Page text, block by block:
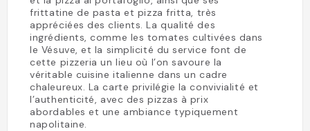
frittatine de pasta et pizza fritta, très
appréciées des clients. La qualité des
ingrédients, comme les tomates cultivées dans
le Vésuve, et la simplicité du service font de
cette pizzeria un lieu où l’on savoure la
véritable cuisine italienne dans un cadre
chaleureux. La carte privilégie la convivialité et
l’authenticité, avec des pizzas à prix
abordables et une ambiance typiquement
napolitaine.